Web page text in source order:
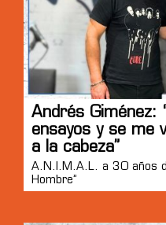
Andrés Giménez:
ensayos y se me
a la cabeza”
A.N.I.M.A.L. a 30 años
Hombre”